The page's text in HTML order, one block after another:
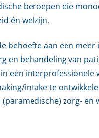
beroepen die
én welzijn.
behoefte aan een meer
en behandeling van
een interprofessionele
intake te
zorg- en